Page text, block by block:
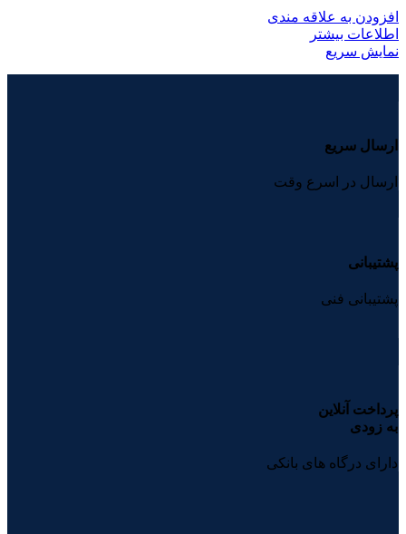
افزودن به علاقه مندی
اطلاعات بیشتر
نمایش سریع
ارسال سریع
ارسال در اسرع وقت
پشتیبانی
پشتیبانی فنی
پرداخت آنلاین
به زودی
دارای درگاه های بانکی